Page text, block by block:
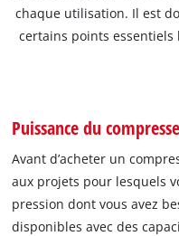
chaque utilisation. Il est
certains points essentiels
Puissance du
Avant d’acheter un
aux projets pour lesquels
pression dont vous avez
disponibles avec des